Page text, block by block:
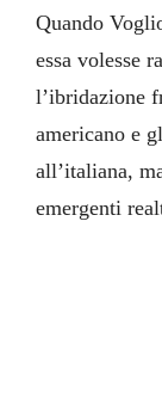
Quando
essa volesse
l’ibridazione
americano e
all’italiana,
emergenti